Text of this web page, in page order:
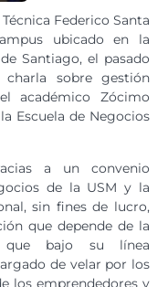
Federico Santa
ubicado en la
Santiago, el pasado
sobre gestión
académico Zócimo
Escuela de Negocios
a un convenio
de la USM y la
sin fines de lucro,
que depende de la
que bajo su línea
de velar por los
los emprendedores y